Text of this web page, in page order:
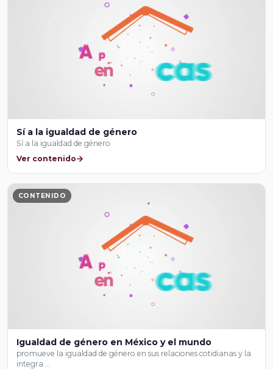
Sí a la igualdad de género
Sí a la igualdad de género
Ver contenido
CONTENIDO
Igualdad de género en México y el mundo
promueve la igualdad de género en sus relaciones cotidianas y la
integra …